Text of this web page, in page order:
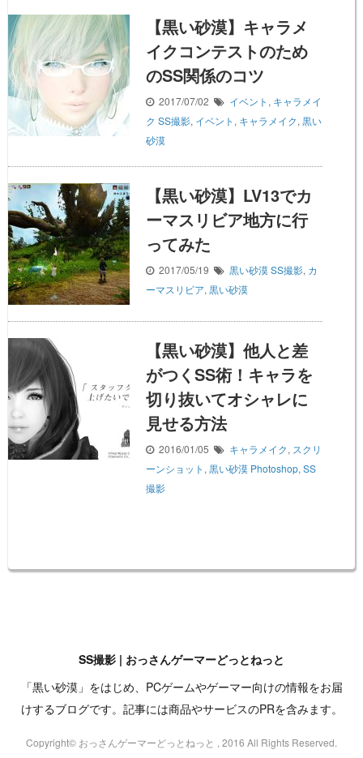
【黒い砂漠】キャラメ
イクコンテストのため
のSS関係のコツ
2017/07/02 イベント , キャラメイ
ク SS撮影, イベント , キャラメイク, 黒い
砂漠
【黒い砂漠】LV13でカ
ーマスリビア地方に行
ってみた
2017/05/19 黒い砂漠SS撮影, カ
ーマスリビア, 黒い砂漠
【黒い砂漠】他人と差
がつくSS術！キャラを
切り抜いてオシャレに
見せる方法
2016/01/05 キャラメイク, スクリ
ーンショット , 黒い砂漠 Photoshop, SS
撮影
SS撮影 | おっさんゲーマーどっとねっと
「黒い砂漠」をはじめ、PCゲームやゲーマー向けの情報をお届
けするブログです。記事には商品やサービスのPRを含みます。
Copyright© おっさんゲーマーどっとねっと , 2016 All Rights Reserved.